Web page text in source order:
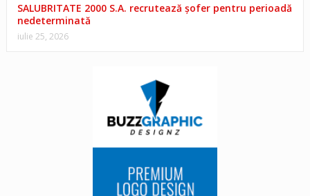
SALUBRITATE 2000 S.A. recrutează șofer pentru perioadă
nedeterminată
iulie 25, 2026